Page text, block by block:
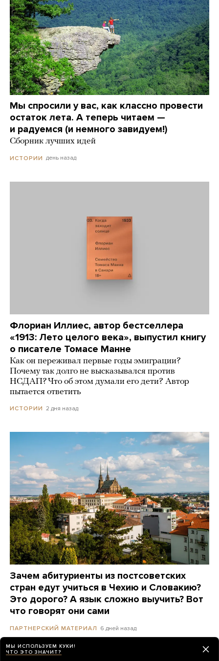
Мы спросили у вас, как классно провести
остаток лета. А теперь читаем —
и радуемся (и немного завидуем!)
Сборник лучших идей
ИСТОРИИ день назад
Флориан Иллиес, автор бестселлера
«1913: Лето целого века», выпустил книгу
о писателе Томасе Манне
Как он переживал первые годы эмиграции?
Почему так долго не высказывался против
НСДАП? Что об этом думали его дети? Автор
пытается ответить
ИСТОРИИ 2 дня назад
Зачем абитуриенты из постсоветских
стран едут учиться в Чехию и Словакию?
Это дорого? А язык сложно выучить? Вот
что говорят они сами
ПАРТНЕРСКИЙ МАТЕРИАЛ 6 дней назад
МЫ ИСПОЛЬЗУЕМ КУКИ!
ЧТО ЭТО ЗНАЧИТ?